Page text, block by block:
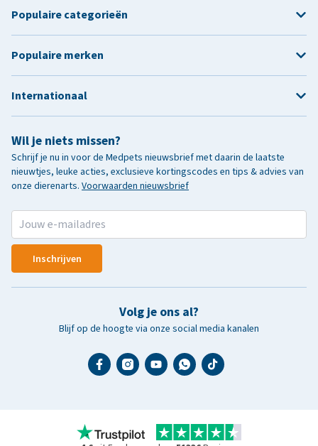
Wil je niets missen?
Schrijf je nu in voor de Medpets nieuwsbrief met daarin de laatste
nieuwtjes, leuke acties, exclusieve kortingscodes en tips & advies van
onze dierenarts. Voorwaarden nieuwsbrief
Inschrijven
Volg je ons al?
Blijf op de hoogte via onze social media kanalen
Populaire categorieën
Populaire merken
Internationaal